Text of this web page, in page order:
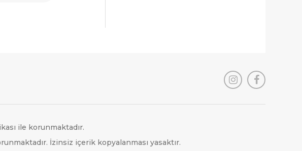
ile korunmaktadır.
İzinsiz içerik kopyalanması yasaktır.